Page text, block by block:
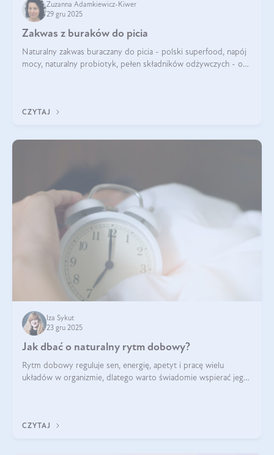
Zuzanna Adamkiewicz-Kiwer
29 gru 2025
Zakwas z buraków do picia
Naturalny zakwas buraczany do picia - polski superfood, napój
mocy, naturalny probiotyk, pełen składników odżywczych - o
CZYTAJ
Iza Sykut
23 gru 2025
Jak dbać o naturalny rytm dobowy?
Rytm dobowy reguluje sen, energię, apetyt i pracę wielu
układów w organizmie, dlatego warto świadomie wspierać jego
CZYTAJ